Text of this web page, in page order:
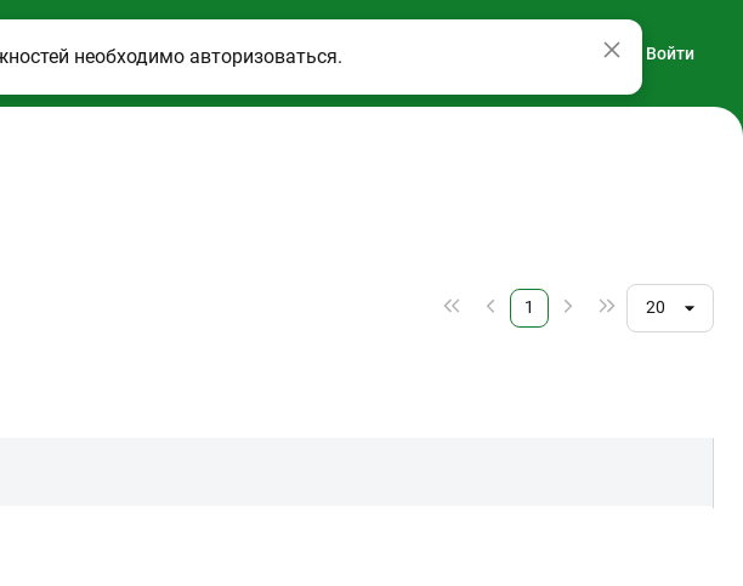
Войти
1 20
необходимо авторизоваться.